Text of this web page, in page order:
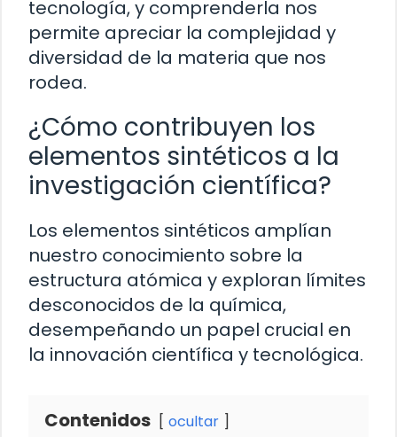
tecnología, y comprenderla nos
permite apreciar la complejidad y
diversidad de la materia que nos
rodea.
¿Cómo contribuyen los
elementos sintéticos a la
investigación científica?
Los elementos sintéticos amplían
nuestro conocimiento sobre la
estructura atómica y exploran límites
desconocidos de la química,
desempeñando un papel crucial en
la innovación científica y tecnológica.
Contenidos ocultar